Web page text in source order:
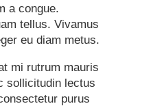
a congue.
tellus. Vivamus
eu diam metus.
mi rutrum mauris
sollicitudin lectus
purus